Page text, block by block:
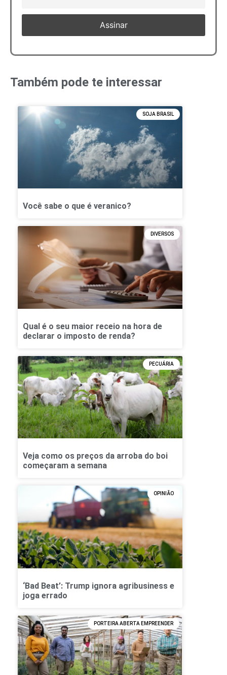
Também pode te interessar
SOJA BRASIL
Você sabe o que é veranico?
DIVERSOS
Qual é o seu maior receio na hora de
declarar o imposto de renda?
PECUÁRIA
Veja como os preços da arroba do boi
começaram a semana
OPINIÃO
‘Bad Beat’: Trump ignora agribusiness e
joga errado
PORTEIRA ABERTA EMPREENDER